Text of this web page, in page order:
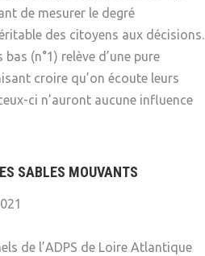
de mesurer le degré
des citoyens aux décisions.
bas (n°1) relève d’une pure
croire qu’on écoute leurs
ci n’auront aucune influence
SABLES MOUVANTS
de l’ADPS de Loire Atlantique